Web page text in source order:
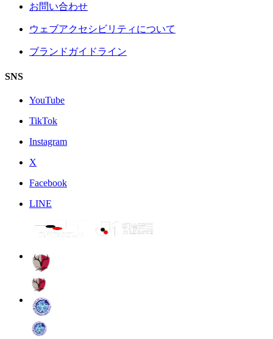
お問い合わせ
ウェブアクセシビリティについて
ブランドガイドライン
SNS
YouTube
TikTok
Instagram
X
Facebook
LINE